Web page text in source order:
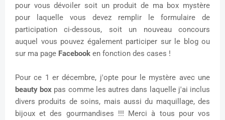
pour vous dévoiler soit un produit de ma box mystère
pour laquelle vous devez remplir le formulaire de
participation ci-dessous, soit un nouveau concours
auquel vous pouvez également participer sur le blog ou
sur ma page Facebook en fonction des cases !
Pour ce 1 er décembre, j'opte pour le mystère avec une
beauty box pas comme les autres dans laquelle j'ai inclus
divers produits de soins, mais aussi du maquillage, des
bijoux et des gourmandises !!! Merci à tous pour vos